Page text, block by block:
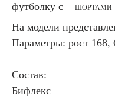
футболку с ШОРТАМИ
На модели
Параметры: рост
Состав:
Бифлекс